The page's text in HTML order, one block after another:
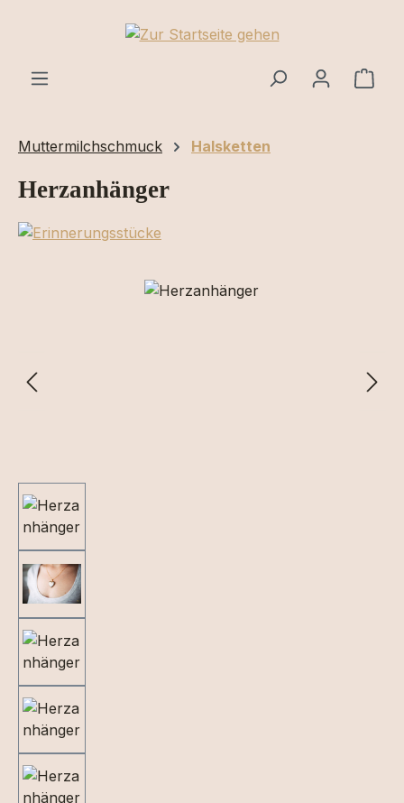
Zum Hauptinhalt springen
Muttermilchschmuck Halsketten
Herzanhänger
Bildergalerie überspringen